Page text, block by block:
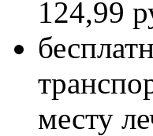
124,99
месту